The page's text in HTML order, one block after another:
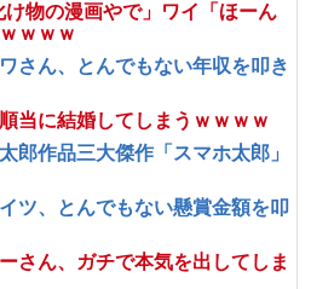
け物の漫画やで」ワイ「ほーん
ｗｗｗ
さん、とんでもない年収を叩き
当に結婚してしまうｗｗｗｗ
郎作品三大傑作「スマホ太郎」
ツ、とんでもない懸賞金額を叩
さん、ガチで本気を出してしま